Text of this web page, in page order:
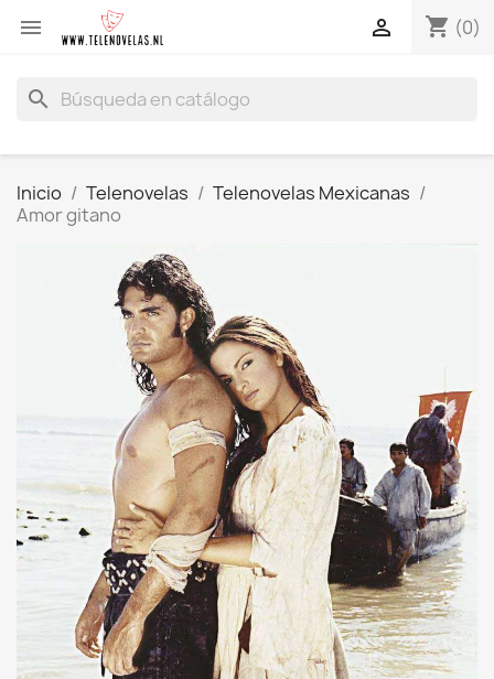
 shopping_cart (0)

search
Inicio Telenovelas
Telenovelas Mexicanas
Amor gitano